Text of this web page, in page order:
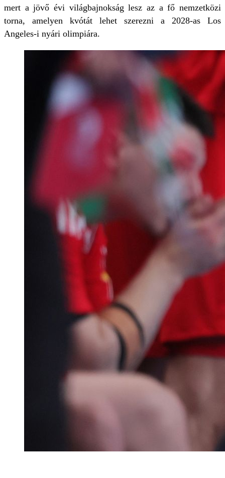
mert a jövő évi világbajnokság lesz az a fő nemzetközi
torna, amelyen kvótát lehet szerezni a 2028-as Los
Angeles-i nyári olimpiára.